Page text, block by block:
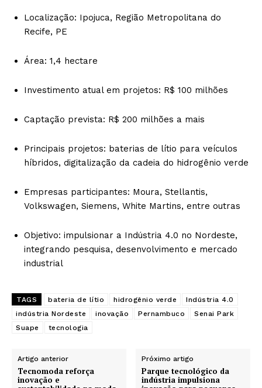
Localização: Ipojuca, Região Metropolitana do
Recife, PE
Área: 1,4 hectare
Investimento atual em projetos: R$ 100 milhões
Captação prevista: R$ 200 milhões a mais
Principais projetos: baterias de lítio para veículos
híbridos, digitalização da cadeia do hidrogênio verde
Empresas participantes: Moura, Stellantis,
Volkswagen, Siemens, White Martins, entre outras
Objetivo: impulsionar a Indústria 4.0 no Nordeste,
integrando pesquisa, desenvolvimento e mercado
industrial
TAGS bateria de lítio hidrogênio verde
Indústria 4.0
indústria Nordeste
inovação Pernambuco
Senai Park
Suape
tecnologia
Artigo anterior
Tecnomoda reforça
inovação e
Próximo artigo
Parque tecnológico da
indústria impulsiona